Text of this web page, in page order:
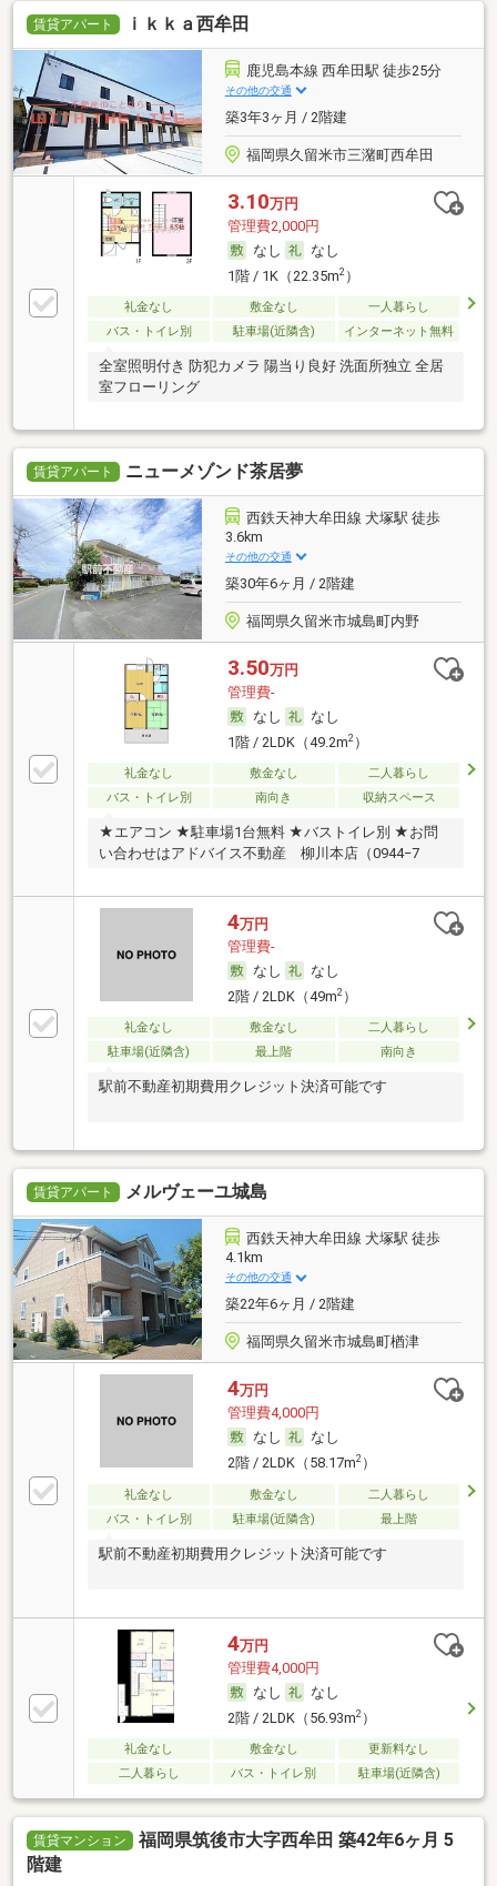
賃貸アパート ｉｋｋａ西牟田
鹿児島本線 西牟田駅 徒歩25分
その他の交通
築3年3ヶ月 / 2階建
福岡県久留米市三潴町西牟田
3.10万円
管理費2,000円
なし
なし
1階 / 1K（22.35m2）
礼金なし 敷金なし
一人暮らし
バス・トイレ別
駐車場(近隣含) インターネット無料
全室照明付き 防犯カメラ 陽当り良好 洗面所独立 全居
室フローリング
賃貸アパート ニューメゾンド茶居夢
西鉄天神大牟田線 犬塚駅 徒歩
3.6km
その他の交通
築30年6ヶ月 / 2階建
福岡県久留米市城島町内野
3.50万円
管理費-
なし
なし
1階 / 2LDK（49.2m2）
礼金なし 敷金なし
二人暮らし
バス・トイレ別
南向き 収納スペース
★エアコン ★駐車場1台無料 ★バストイレ別 ★お問
い合わせはアドバイス不動産 柳川本店（0944−7
4万円
管理費-
なし
なし
2階 / 2LDK（49m2）
礼金なし 敷金なし
二人暮らし
駐車場(近隣含)
最上階 南向き
駅前不動産初期費用クレジット決済可能です
賃貸アパート メルヴェーユ城島
西鉄天神大牟田線 犬塚駅 徒歩
4.1km
その他の交通
築22年6ヶ月 / 2階建
福岡県久留米市城島町楢津
4万円
管理費4,000円
なし
なし
2階 / 2LDK（58.17m2）
礼金なし 敷金なし
二人暮らし
バス・トイレ別
駐車場(近隣含) 最上階
駅前不動産初期費用クレジット決済可能です
4万円
管理費4,000円
なし
なし
2階 / 2LDK（56.93m2）
礼金なし 敷金なし
更新料なし
二人暮らし
バス・トイレ別 駐車場(近隣含)
賃貸マンション
福岡県筑後市大字西牟田 築42年6ヶ月 5
階建